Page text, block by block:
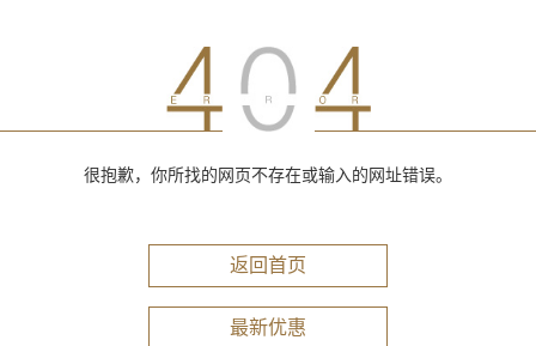
很抱歉，你所找的网页不存在或输入的网址错误。
返回首页
最新优惠